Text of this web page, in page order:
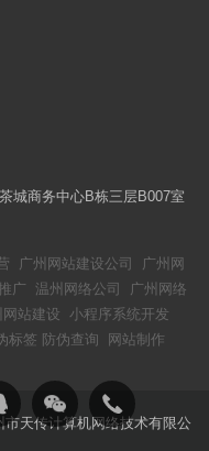
城商务中心B栋三层B007室
广州网站建设公司
广州网
广 温州网络公司
广州网络
网站建设
小程序系统开发
标签 防伪查询 网站制作
天传计算机网络技术有限公